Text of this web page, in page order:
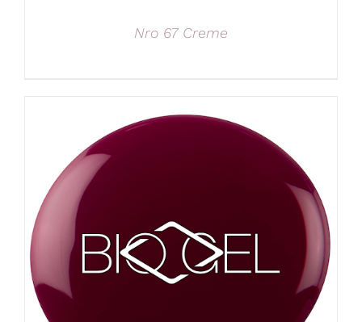
Nro 67 Creme